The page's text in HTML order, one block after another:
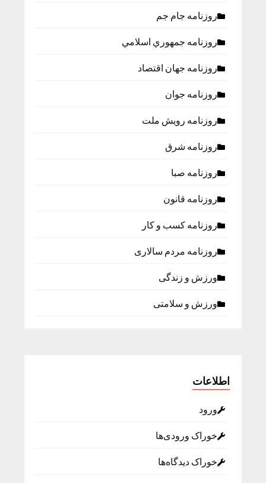
روزنامه جام جم
روزنامه جمهوري اسلامي
روزنامه جهان اقتصاد
روزنامه جوان
روزنامه رویش ملت
روزنامه شرق
روزنامه صبا
روزنامه قانون
روزنامه كسب و كار
روزنامه مردم سالاری
ورزش و زندگی
ورزش و سلامتی
اطلاعات
ورود
خوراک ورودی‌ها
خوراک دیدگاه‌ها